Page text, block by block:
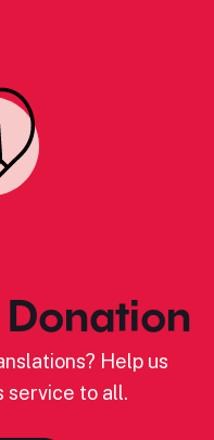
Donation
Help us
service to all.